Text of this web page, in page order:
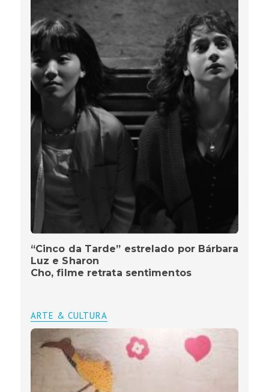
“Cinco da Tarde” estrelado por Bárbara
Luz e Sharon
Cho, filme retrata sentimentos
ARTE & CULTURA